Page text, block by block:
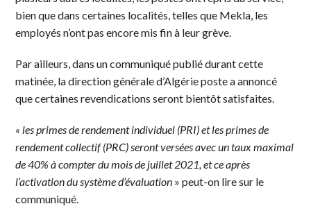
bien que dans certaines localités, telles que Mekla, les
employés n’ont pas encore mis fin à leur grève.
Par ailleurs, dans un communiqué publié durant cette
matinée, la direction générale d’Algérie poste a annoncé
que certaines revendications seront bientôt satisfaites.
« les primes de rendement individuel (PRI) et les primes de
rendement collectif (PRC) seront versées avec un taux maximal
de 40% à compter du mois de juillet 2021, et ce après
l’activation du système d’évaluation » peut-on lire sur le
communiqué.